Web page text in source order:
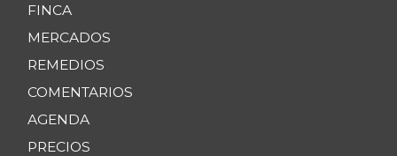
FINCA
MERCADOS
REMEDIOS
COMENTARIOS
AGENDA
PRECIOS